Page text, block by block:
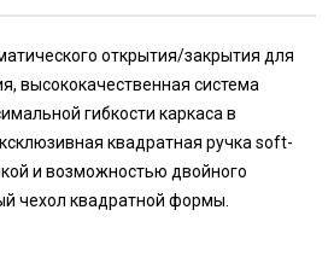
открытия/закрытия для
высококачественная система
гибкости каркаса в
квадратная ручка soft-
и возможностью двойного
чехол квадратной формы.